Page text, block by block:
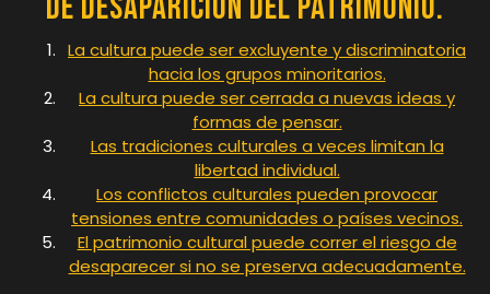
La cultura puede ser excluyente y discriminatoria
hacia los grupos minoritarios.
La cultura puede ser cerrada a nuevas ideas y
formas de pensar.
Las tradiciones culturales a veces limitan la
libertad individual.
Los conflictos culturales pueden provocar
tensiones entre comunidades o países vecinos.
El patrimonio cultural puede correr el riesgo de
desaparecer si no se preserva adecuadamente.